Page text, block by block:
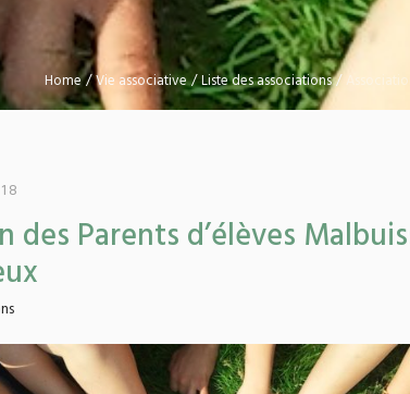
Home/Vie associative/Liste des associations/
des Parents d’élèves